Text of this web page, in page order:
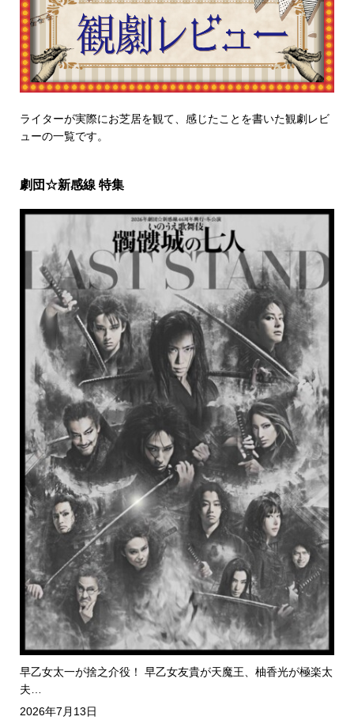
ライターが実際にお芝居を観て、感じたことを書いた観劇レビ
ューの一覧です。
劇団☆新感線 特集
早乙女太一が捨之介役！ 早乙女友貴が天魔王、柚香光が極楽太
夫…
2026年7月13日